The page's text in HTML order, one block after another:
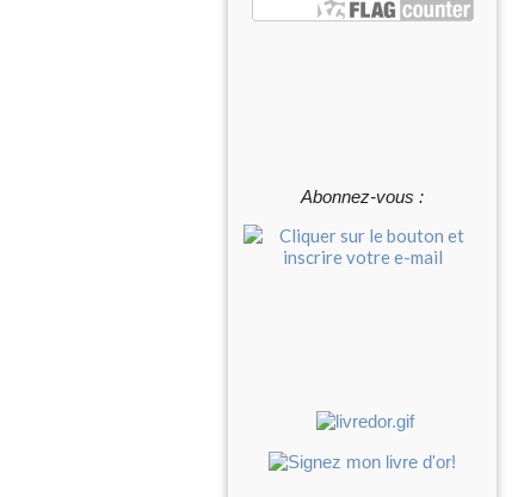
Abonnez-vous :